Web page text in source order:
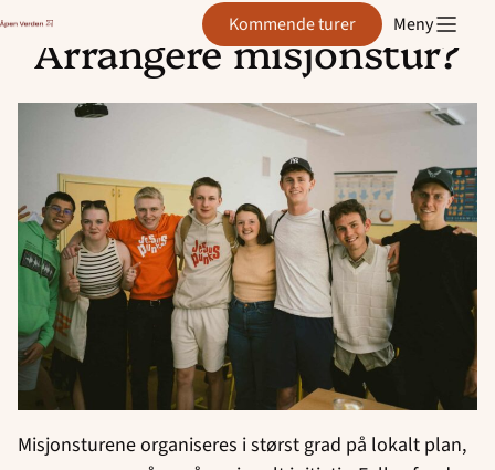
Hopp
innhold
Verden Kommende turer Meny
Arrangere misjonstur?
Misjonsturene organiseres i størst grad på lokalt plan,